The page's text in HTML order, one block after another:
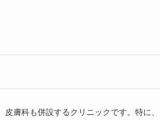
膚科も併設するクリニックです。特に、